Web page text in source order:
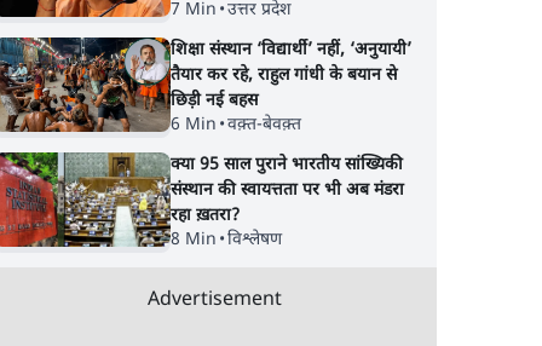
7 Min •उत्तर प्रदेश
शिक्षा संस्थान ‘विद्यार्थी’ नहीं, ‘अनुयायी’
तैयार कर रहे, राहुल गांधी के बयान से
छिड़ी नई बहस
6 Min •वक़्त-बेवक़्त
क्या 95 साल पुराने भारतीय सांख्यिकी
संस्थान की स्वायत्तता पर भी अब मंडरा
रहा ख़तरा?
8 Min •विश्लेषण
Advertisement